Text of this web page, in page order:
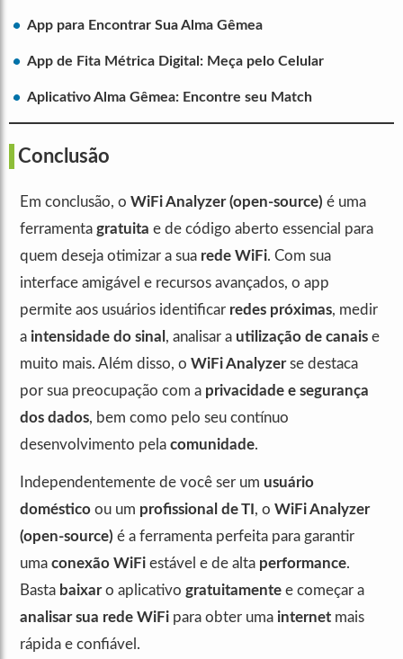
App para Encontrar Sua Alma Gêmea
App de Fita Métrica Digital: Meça pelo Celular
Aplicativo Alma Gêmea: Encontre seu Match
Conclusão
Em conclusão, o WiFi Analyzer (open-source) é uma
ferramenta gratuita e de código aberto essencial para
quem deseja otimizar a sua rede WiFi. Com sua
interface amigável e recursos avançados, o app
permite aos usuários identificar redes próximas, medir
a intensidade do sinal , analisar a utilização de canais e
muito mais. Além disso, o WiFi Analyzerse destaca
por sua preocupação com a privacidade e segurança
dos dados, bem como pelo seu contínuo
desenvolvimento pela comunidade.
Independentemente de você ser um usuário
doméstico ou um profissional de TI , o WiFi Analyzer
(open-source) é a ferramenta perfeita para garantir
uma conexão WiFi estável e de alta performance.
Basta baixaro aplicativo gratuitamente e começar a
analisar sua rede WiFi para obter uma internet mais
rápida e confiável.